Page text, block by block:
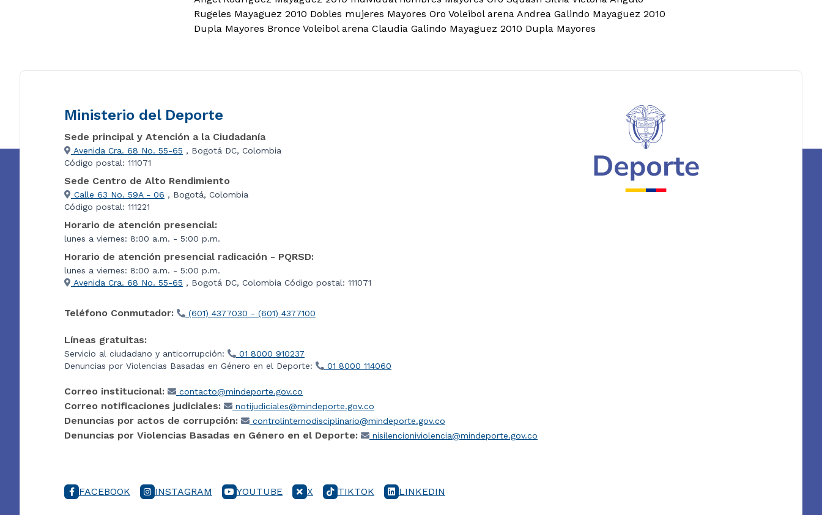
Rugeles Mayaguez 2010 Dobles mujeres Mayores Oro Voleibol arena Andrea Galindo Mayaguez 2010
Dupla Mayores Bronce Voleibol arena Claudia Galindo Mayaguez 2010 Dupla Mayores
Ministerio del Deporte
Sede principal y Atención a la Ciudadanía
Avenida Cra. 68 No. 55-65 , Bogotá DC, Colombia
Código postal: 111071
Sede Centro de Alto Rendimiento
Calle 63 No. 59A - 06 , Bogotá, Colombia
Código postal: 111221
Horario de atención presencial:
lunes a viernes: 8:00 a.m. - 5:00 p.m.
Horario de atención presencial radicación - PQRSD:
lunes a viernes: 8:00 a.m. - 5:00 p.m.
Avenida Cra. 68 No. 55-65 , Bogotá DC, Colombia Código postal: 111071
Teléfono Conmutador: (601) 4377030 - (601) 4377100
Líneas gratuitas:
Servicio al ciudadano y anticorrupción:
01 8000 910237
Denuncias por Violencias Basadas en Género en el Deporte:
01 8000 114060
Correo institucional: contacto@mindeporte.gov.co
Correo notificaciones judiciales: notijudiciales@mindeporte.gov.co
Denuncias por actos de corrupción: controlinternodisciplinario@mindeporte.gov.co
Denuncias por Violencias Basadas en Género en el Deporte: nisilencioniviolencia@mindeporte.gov.co
FACEBOOK INSTAGRAM YOUTUBE X TIKTOK LINKEDIN